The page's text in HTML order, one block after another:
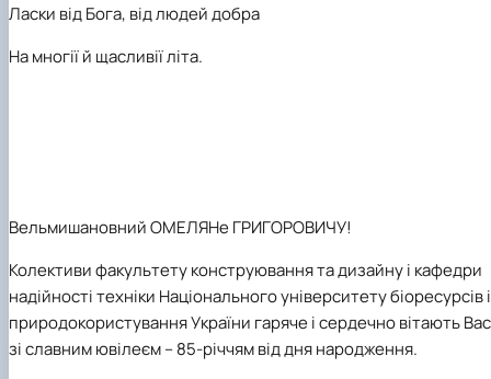
Ласки від Бога, від людей добра
На многії й щасливії літа.
ВельмишановнийОМЕЛЯНе ГРИГОРОВИЧУ!
Колективи факультету конструювання та дизайну і кафедри
надійності техніки Національного університету біоресурсів і
природокористування України гаряче і сердечно вітають Вас
зі славним ювілеєм – 85-річчям від дня народження.